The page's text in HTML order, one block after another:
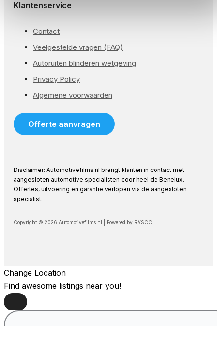
Klantenservice
Contact
Veelgestelde vragen (FAQ)
Autoruiten blinderen wetgeving
Privacy Policy
Algemene voorwaarden
Offerte aanvragen
Disclaimer: Automotivefilms.nl brengt klanten in contact met
aangesloten automotive specialisten door heel de Benelux.
Offertes, uitvoering en garantie verlopen via de aangesloten
specialist.
Copyright © 2026 Automotivefilms.nl | Powered by RVSCC
Change Location
Find awesome listings near you!
Change Location